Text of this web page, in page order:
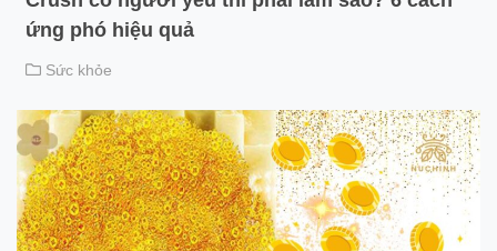
ứng phó hiệu quả
Sức khỏe